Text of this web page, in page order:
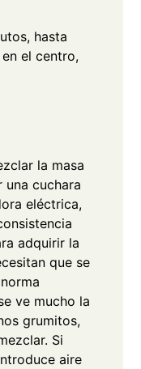
hasta
el centro,
la masa
cuchara
eléctrica,
adquirir la
que se
ve mucho la
grumitos,
Si
aire